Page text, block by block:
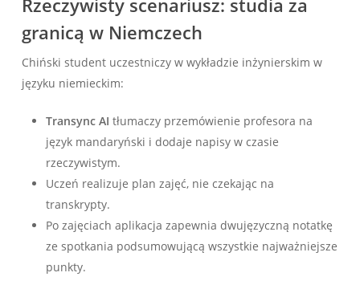
granicą w Niemczech
Chiński student uczestniczy w wykładzie inżynierskim w
języku niemieckim:
Transync AI tłumaczy przemówienie profesora na
język mandaryński i dodaje napisy w czasie
rzeczywistym.
Uczeń realizuje plan zajęć, nie czekając na
transkrypty.
Po zajęciach aplikacja zapewnia dwujęzyczną notatkę
ze spotkania podsumowującą wszystkie najważniejsze
punkty.